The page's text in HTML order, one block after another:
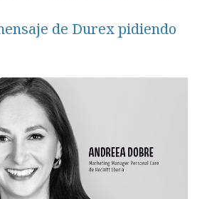
de Durex pidiendo